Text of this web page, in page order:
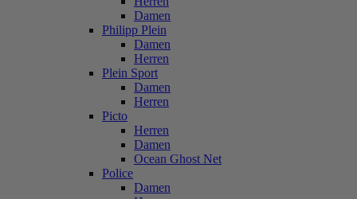
Damen
Philipp Plein
Damen
Herren
Plein Sport
Damen
Herren
Picto
Herren
Damen
Ocean Ghost Net
Police
Damen